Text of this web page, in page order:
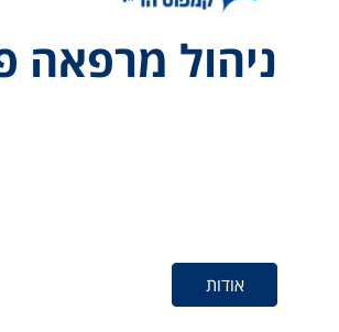
ניהול מרפאה
אודות